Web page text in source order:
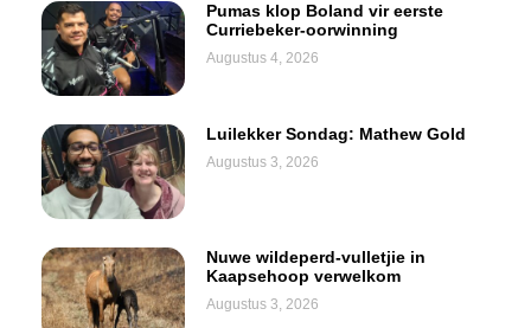
Pumas klop Boland vir eerste
Curriebeker-oorwinning
Augustus 4, 2026
Luilekker Sondag: Mathew Gold
Augustus 3, 2026
Nuwe wildeperd-vulletjie in
Kaapsehoop verwelkom
Augustus 3, 2026